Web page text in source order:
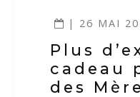
| 26 MAI
Plus
cadeau
des